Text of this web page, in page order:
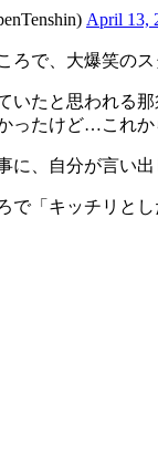
April 13,
ろで、大爆笑の
いたと思われる
ったけど…これ
に、自分が言い
で「キッチリと